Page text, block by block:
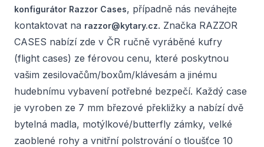
konfigurátor Razzor Cases, případně nás neváhejte
kontaktovat na razzor@kytary.cz. Značka RAZZOR
CASES nabízí zde v ČR ručně vyráběné kufry
(flight cases) ze férovou cenu, které poskytnou
vašim zesilovačům/boxům/klávesám a jinému
hudebnímu vybavení potřebné bezpečí. Každý case
je vyroben ze 7 mm březové překližky a nabízí dvě
bytelná madla, motýlkové/butterfly zámky, velké
zaoblené rohy a vnitřní polstrování o tloušťce 10